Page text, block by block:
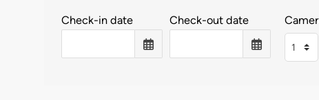
Check-in date Check-out date